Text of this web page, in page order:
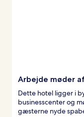
Arbejde møder
Dette hotel ligger i
businesscenter og
gæsterne nyde